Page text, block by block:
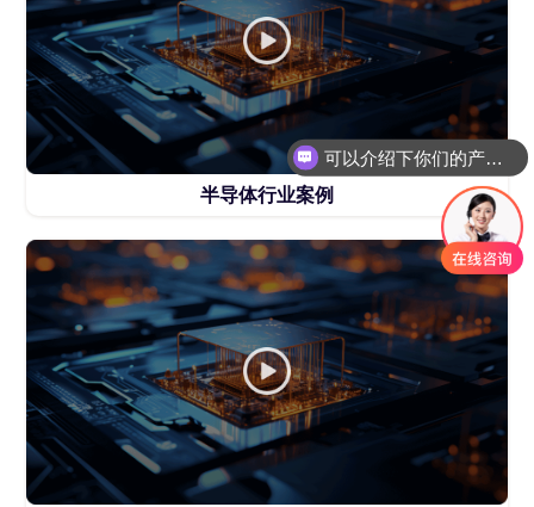
半导体行业案例
可以介绍下你们的产品么